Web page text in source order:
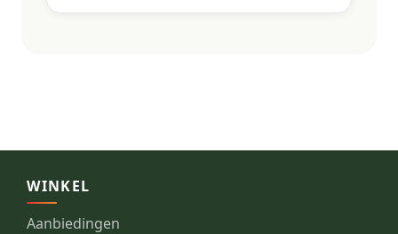
WINKEL
Aanbiedingen